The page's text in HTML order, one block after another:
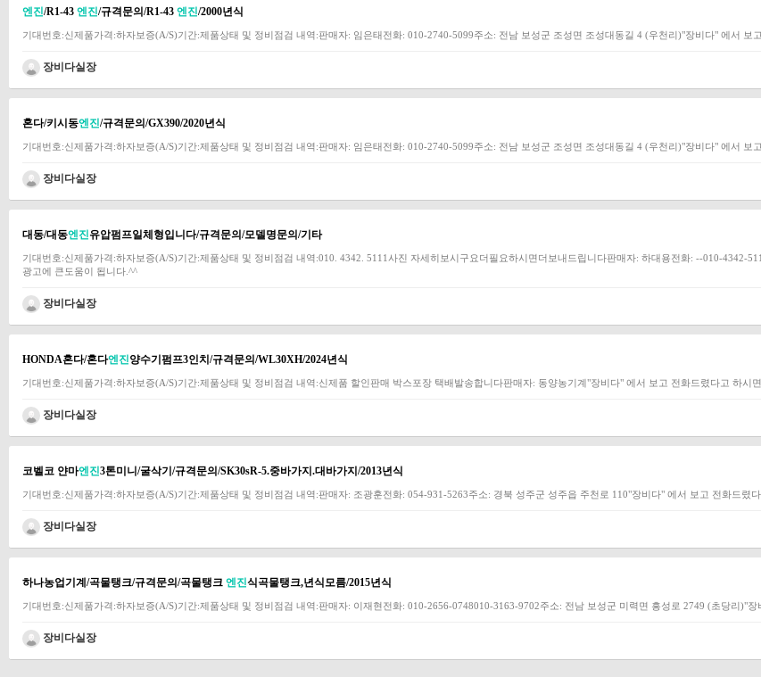
엔진/R1-43 엔진/규격문의/R1-43 엔진/2000년식
기대번호:신제품가격:하자보증(A/S)기간:제품상태 및 정비점검 내역:판매자: 임은태전화: 010-2740-5099주소: 전남 보성군 조성면 조성대동길 4 (우천리)"장비다" 에서
장비다실장
혼다/키시동엔진/규격문의/GX390/2020년식
기대번호:신제품가격:하자보증(A/S)기간:제품상태 및 정비점검 내역:판매자: 임은태전화: 010-2740-5099주소: 전남 보성군 조성면 조성대동길 4 (우천리)"장비다" 에서
장비다실장
대동/대동엔진유압펌프일체형입니다/규격문의/모델명문의/기타
기대번호:신제품가격:하자보증(A/S)기간:제품상태 및 정비점검 내역:010. 4342. 5111사진 자세히보시구요더필요하시면더보내드립니다판매자: 하대용전화: --010-4342-
광고에 큰도움이 됩니다.^^
장비다실장
HONDA혼다/혼다엔진양수기펌프3인치/규격문의/WL30XH/2024년식
기대번호:신제품가격:하자보증(A/S)기간:제품상태 및 정비점검 내역:신제품 할인판매 박스포장 택배발송합니다판매자: 동양농기계"장비다" 에서 보고 전화드렸다고 하시
장비다실장
코벨코 얀마엔진3톤미니/굴삭기/규격문의/SK30sR-5.중바가지.대바가지/2013년식
기대번호:신제품가격:하자보증(A/S)기간:제품상태 및 정비점검 내역:판매자: 조광훈전화: 054-931-5263주소: 경북 성주군 성주읍 주천로 110"장비다" 에서 보고 전화드렸
장비다실장
하나농업기계/곡물탱크/규격문의/곡물탱크 엔진식곡물탱크,년식모름/2015년식
기대번호:신제품가격:하자보증(A/S)기간:제품상태 및 정비점검 내역:판매자: 이재현전화: 010-2656-0748010-3163-9702주소: 전남 보성군 미력면 흥성로 2749 (초당리)"
장비다실장